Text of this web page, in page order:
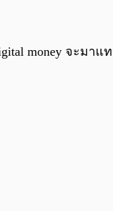
money จะมาแ